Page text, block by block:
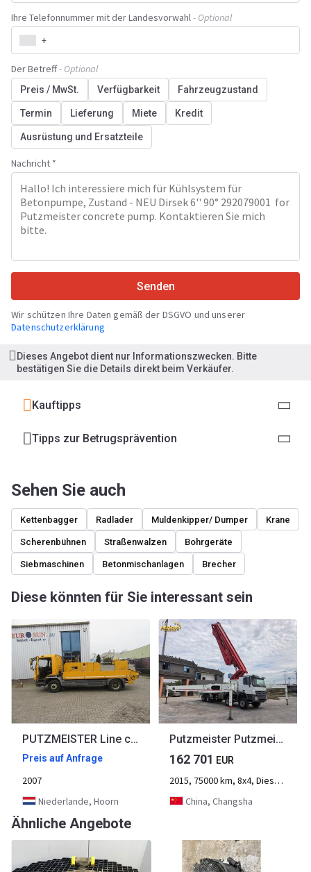
Ihre Telefonnummer mit der Landesvorwahl- Optional
+
Der Betreff- Optional
Preis / MwSt. Verfügbarkeit Fahrzeugzustand
Termin Lieferung Miete Kredit
Ausrüstung und Ersatzteile
Nachricht *
Senden
Wir schützen Ihre Daten gemäß der DSGVO und unserer
Datenschutzerklärung
Dieses Angebot dient nur Informationszwecken. Bitte
bestätigen Sie die Details direkt beim Verkäufer.
Kauftipps
Tipps zur Betrugsprävention
Sehen Sie auch
Kettenbagger Radlader Muldenkipper/ Dumper Krane
Scherenbühnen Straßenwalzen Bohrgeräte
Siebmaschinen Betonmischanlagen Brecher
Diese könnten für Sie interessant sein
PUTZMEISTER Line concrete pump truck - MB
Preis auf Anfrage
2007
Niederlande, Hoorn
Putzmeister Putzmeister M56-4RZ Actros 4141Mercedes-Benz Concrete pump truck 【ACHIEVE】TOP CONDITION!!!
162 701 EUR
2015, 75000 km, 8x4, Diesel, 2950 Std., 4-Achse
China, Changsha
Ähnliche Angebote